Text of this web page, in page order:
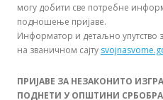
могу добити све потребне
подношење пријаве.
Информатор и детаљно упутство
на званичном сајту
ПРИЈАВЕ ЗА НЕЗАКОНИТО
ПОДНЕТИ У ОПШТИНИ